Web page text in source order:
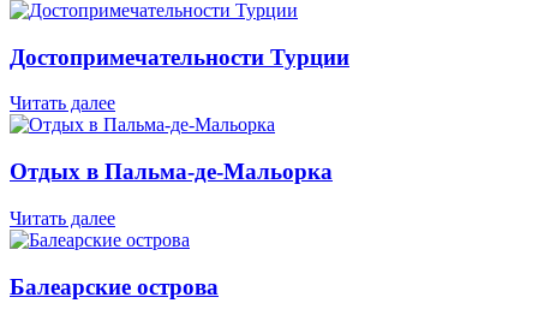
Достопримечательности Турции
Читать далее
Отдых в Пальма-де-Мальорка
Читать далее
Балеарские острова